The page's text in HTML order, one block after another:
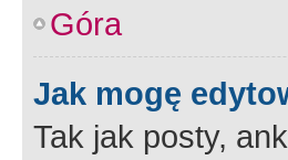
Góra
Jak mogę
Tak jak posty,